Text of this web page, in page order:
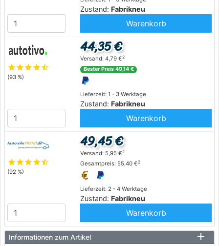
Zustand: Fabrikneu
Warenkorb
starstarstarstarstar_half
(93 %)
Lieferzeit: 1 - 3 Werktage
Zustand: Fabrikneu
44,35 €
Versand: 4,79 €2
Bester Preis 49,14 €
Warenkorb
starstarstarstarstar_half
(92 %)
Lieferzeit: 2 - 4 Werktage
Zustand: Fabrikneu
49,45 €
Versand: 5,95 €2
Gesamtpreis: 55,40 €2
Warenkorb
Informationen zum Artikel